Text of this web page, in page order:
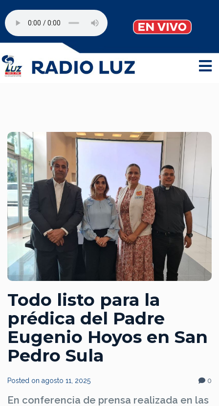
Todo listo para la
prédica del Padre
Eugenio Hoyos en San
Pedro Sula
Posted on agosto 11, 2025 0
En conferencia de prensa realizada en las